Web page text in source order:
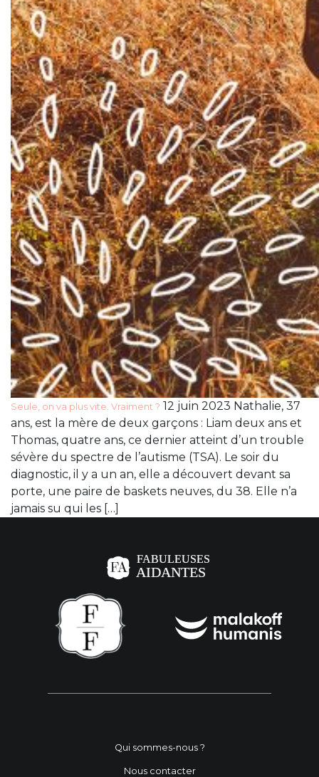
Seule, on va plus vite. Vraiment ? 12 juin 2023 Nathalie, 37
ans, est la mère de deux garçons : Liam deux ans et
Thomas, quatre ans, ce dernier atteint d’un trouble
sévère du spectre de l’autisme (TSA). Le soir du
diagnostic, il y a un an, elle a découvert devant sa
porte, une paire de baskets neuves, du 38. Elle n’a
jamais su qui les […]
Qui sommes-nous ?
Nous contacter